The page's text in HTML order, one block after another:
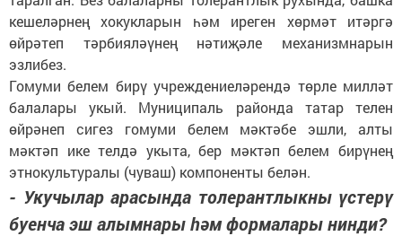
кешеләрнең хокукларын һәм иреген хөрмәт итәргә
өйрәтеп тәрбияләүнең нәтиҗәле механизмнарын
эзлибез.
Гомуми белем бирү учреждениеләрендә төрле милләт
балалары укый. Муниципаль районда татар телен
өйрәнеп сигез гомуми белем мәктәбе эшли, алты
мәктәп ике телдә укыта, бер мәктәп белем бирүнең
этнокультуралы (чуваш) компоненты белән.
- Укучылар арасында толерантлыкны үстерү
буенча эш алымнары һәм формалары нинди?